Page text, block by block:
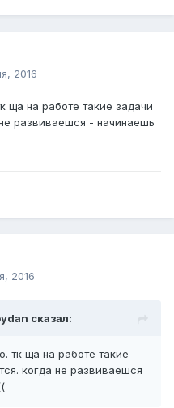
2016
ща на работе такие задачи
развиваешся - начинаешь
2016
сказал:
тк ща на работе такие
когда не развиваешся